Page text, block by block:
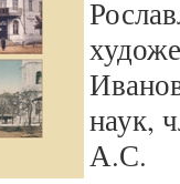
наук,
А.С.